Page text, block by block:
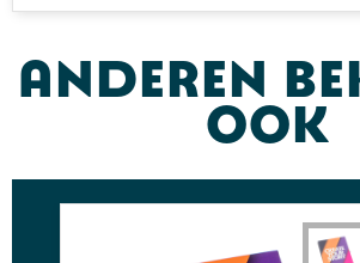
Anderen
ook